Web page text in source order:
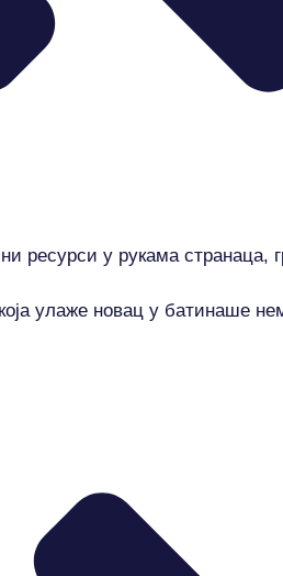
ресурси у рукама странаца,
улаже новац у батинаше